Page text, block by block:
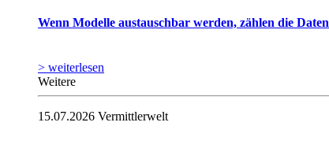
Wenn Modelle austauschbar werden, zählen die Daten
> weiterlesen
Weitere
15.07.2026 Vermittlerwelt